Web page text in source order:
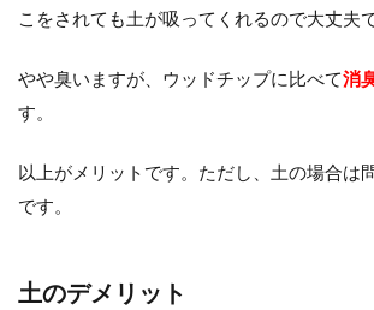
こをされても土が吸ってくれるので大丈夫
やや臭いますが、ウッドチップに比べて消
す。
以上がメリットです。ただし、土の場合は
です。
土のデメリット